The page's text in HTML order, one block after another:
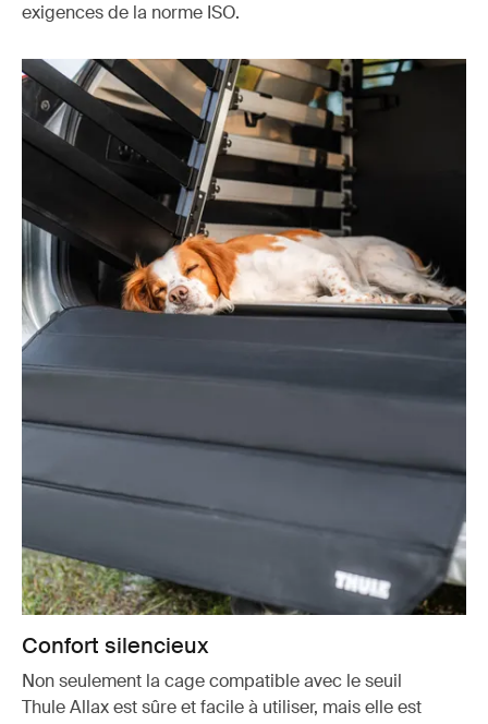
exigences de la norme ISO.
Confort silencieux
Non seulement la cage compatible avec le seuil
Thule Allax est sûre et facile à utiliser, mais elle est